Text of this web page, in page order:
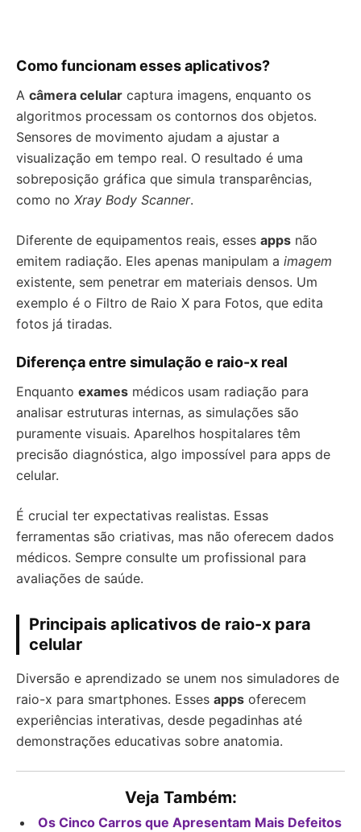
Como funcionam esses aplicativos?
A câmera celular captura imagens, enquanto os
algoritmos processam os contornos dos objetos.
Sensores de movimento ajudam a ajustar a
visualização em tempo real. O resultado é uma
sobreposição gráfica que simula transparências,
como no Xray Body Scanner.
Diferente de equipamentos reais, esses apps não
emitem radiação. Eles apenas manipulam a imagem
existente, sem penetrar em materiais densos. Um
exemplo é o Filtro de Raio X para Fotos, que edita
fotos já tiradas.
Diferença entre simulação e raio-x real
Enquanto exames médicos usam radiação para
analisar estruturas internas, as simulações são
puramente visuais. Aparelhos hospitalares têm
precisão diagnóstica, algo impossível para apps de
celular.
É crucial ter expectativas realistas. Essas
ferramentas são criativas, mas não oferecem dados
médicos. Sempre consulte um profissional para
avaliações de saúde.
Principais aplicativos de raio-x para
celular
Diversão e aprendizado se unem nos simuladores de
raio-x para smartphones. Esses apps oferecem
experiências interativas, desde pegadinhas até
demonstrações educativas sobre anatomia.
Veja Também:
Os Cinco Carros que Apresentam Mais Defeitos